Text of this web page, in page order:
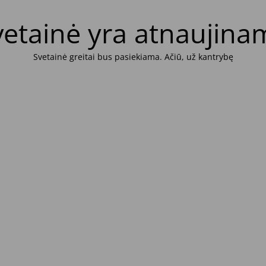
yra
Svetainė greitai bus pasiekiama. Ačiū, už kantrybę